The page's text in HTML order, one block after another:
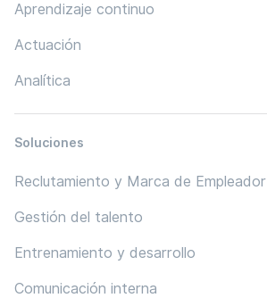
Aprendizaje continuo
Actuación
Analítica
Soluciones
Reclutamiento y Marca de Empleador
Gestión del talento
Entrenamiento y desarrollo
Comunicación interna